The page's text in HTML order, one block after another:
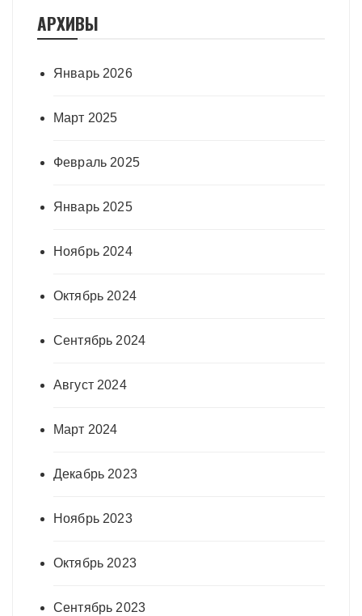
АРХИВЫ
Январь 2026
Март 2025
Февраль 2025
Январь 2025
Ноябрь 2024
Октябрь 2024
Сентябрь 2024
Август 2024
Март 2024
Декабрь 2023
Ноябрь 2023
Октябрь 2023
Сентябрь 2023